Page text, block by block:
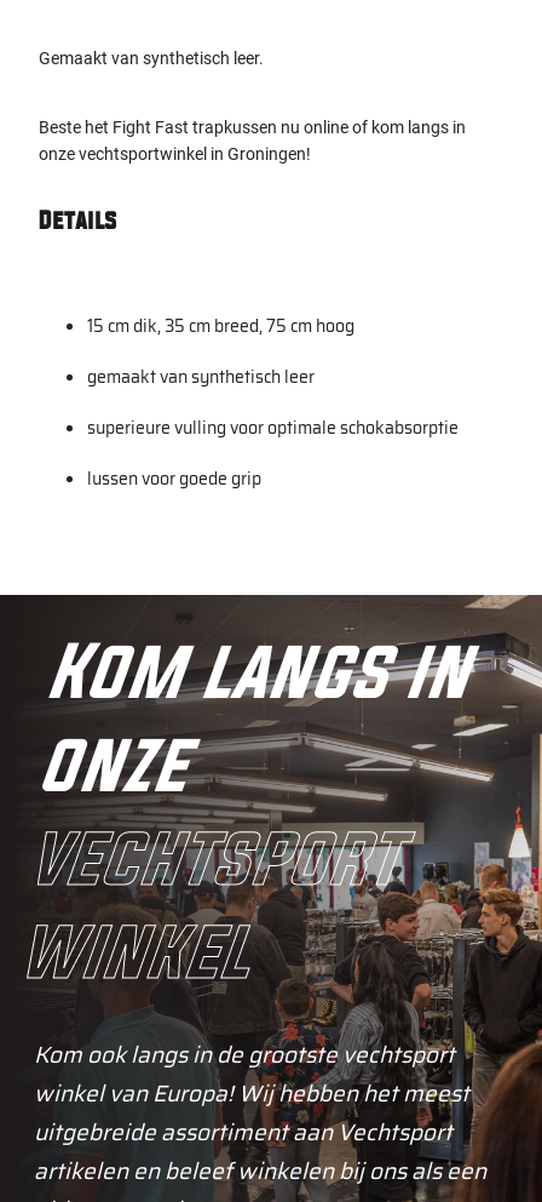
Gemaakt van synthetisch leer.
Beste het Fight Fast trapkussen nu online of kom langs in
onze vechtsportwinkel in Groningen!
Details
15 cm dik, 35 cm breed, 75 cm hoog
gemaakt van synthetisch leer
superieure vulling voor optimale schokabsorptie
lussen voor goede grip
Kom langs in
onze
vechtsport
winkel
Kom ook langs in de grootste vechtsport
winkel van Europa! Wij hebben het meest
uitgebreide assortiment aan Vechtsport
artikelen en beleef winkelen bij ons als een